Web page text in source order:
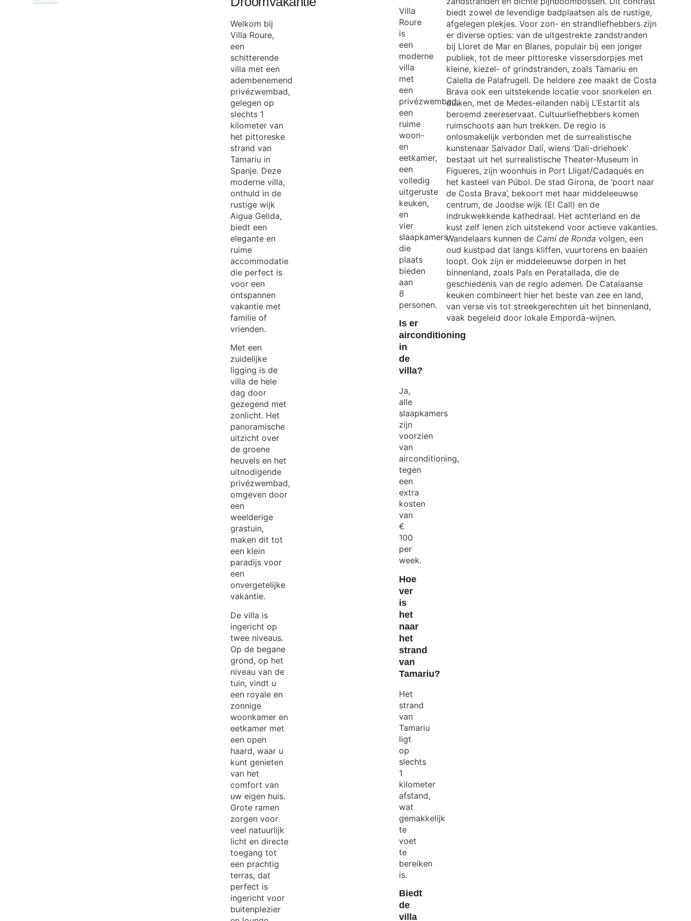
Welkom bij
Villa Roure,
een
schitterende
villa met een
adembenemend
privézwembad,
gelegen op
slechts 1
kilometer van
het pittoreske
strand van
Tamariu in
Spanje. Deze
moderne villa,
onthuld in de
rustige wijk
Aigua Gelida,
biedt een
elegante en
ruime
accommodatie
die perfect is
voor een
ontspannen
vakantie met
familie of
vrienden.
Met een
zuidelijke
ligging is de
villa de hele
dag door
gezegend met
zonlicht. Het
panoramische
uitzicht over
de groene
heuvels en het
uitnodigende
privézwembad,
omgeven door
een
weelderige
grastuin,
maken dit tot
een klein
paradijs voor
een
onvergetelijke
vakantie.
De villa is
ingericht op
twee niveaus.
Op de begane
grond, op het
niveau van de
tuin, vindt u
een royale en
zonnige
woonkamer en
eetkamer met
een open
haard, waar u
kunt genieten
van het
comfort van
uw eigen huis.
Grote ramen
zorgen voor
veel natuurlijk
licht en directe
toegang tot
een prachtig
terras, dat
perfect is
ingericht voor
buitenplezier
Villa
Roure
is
een
moderne
villa
met
een
privézwembad,
een
ruime
woon-
en
eetkamer,
een
volledig
uitgeruste
keuken,
en
vier
slaapkamers
die
plaats
bieden
aan
8
personen.
Is er
airconditioning
in
de
villa?
Ja,
alle
slaapkamers
zijn
voorzien
van
airconditioning,
tegen
een
extra
kosten
van
€
100
per
week.
Hoe
ver
is
het
naar
het
strand
van
Tamariu?
Het
strand
van
Tamariu
ligt
op
slechts
1
kilometer
afstand,
wat
gemakkelijk
te
voet
te
bereiken
is.
Biedt
de
villa
Exit map
biedt zowel de levendige badplaatsen als de rustige,
afgelegen plekjes. Voor zon- en strandliefhebbers zijn
er diverse opties: van de uitgestrekte zandstranden
bij Lloret de Mar en Blanes, populair bij een jonger
publiek, tot de meer pittoreske vissersdorpjes met
kleine, kiezel- of grindstranden, zoals Tamariu en
Calella de Palafrugell. De heldere zee maakt de Costa
Brava ook een uitstekende locatie voor snorkelen en
duiken, met de Medes-eilanden nabij L’Estartit als
beroemd zeereservaat. Cultuurliefhebbers komen
ruimschoots aan hun trekken. De regio is
onlosmakelijk verbonden met de surrealistische
kunstenaar Salvador Dalí, wiens ‘Dali-driehoek’
bestaat uit het surrealistische Theater-Museum in
Figueres, zijn woonhuis in Port Lligat/Cadaqués en
het kasteel van Púbol. De stad Girona, de ‘poort naar
de Costa Brava’, bekoort met haar middeleeuwse
centrum, de Joodse wijk (El Call) en de
indrukwekkende kathedraal. Het achterland en de
kust zelf lenen zich uitstekend voor actieve vakanties.
Wandelaars kunnen de Camí de Ronda volgen, een
oud kustpad dat langs kliffen, vuurtorens en baaien
loopt. Ook zijn er middeleeuwse dorpen in het
binnenland, zoals Pals en Peratallada, die de
geschiedenis van de regio ademen. De Catalaanse
keuken combineert hier het beste van zee en land,
van verse vis tot streekgerechten uit het binnenland,
vaak begeleid door lokale Empordà-wijnen.